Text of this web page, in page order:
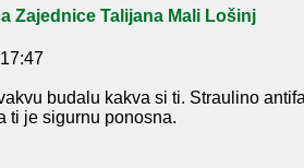
Zajednice Talijana Mali Lošinj
budalu kakva si ti. Straulino
ti je sigurnu ponosna.